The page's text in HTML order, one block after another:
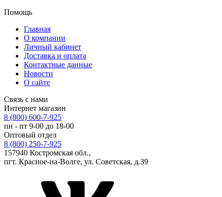
Помощь
Главная
О компании
Личный кабинет
Доставка и оплата
Контактные данные
Новости
О сайте
Связь с нами
Интернет магазин
8 (800) 600-7-925
пн - пт 9-00 до 18-00
Оптовый отдел
8 (800) 250-7-925
157940 Костромская обл.,
пгт. Красное-на-Волге, ул. Советская, д.39